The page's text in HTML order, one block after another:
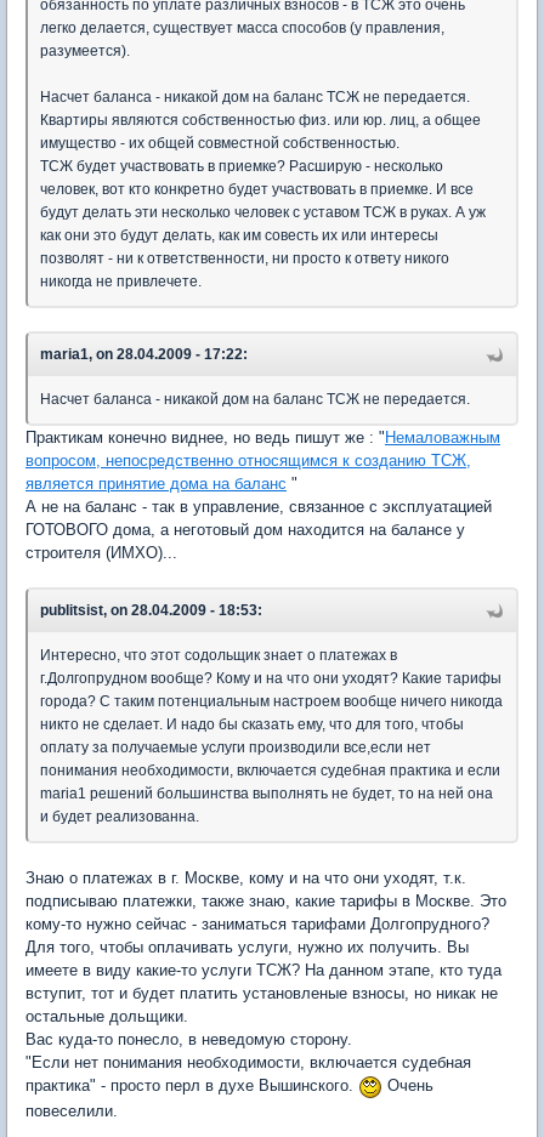
обязанность по уплате различных взносов - в ТСЖ это очень
легко делается, существует масса способов (у правления,
разумеется).
Насчет баланса - никакой дом на баланс ТСЖ не передается.
Квартиры являются собственностью физ. или юр. лиц, а общее
имущество - их общей совместной собственностью.
ТСЖ будет участвовать в приемке? Расширую - несколько
человек, вот кто конкретно будет участвовать в приемке. И все
будут делать эти несколько человек с уставом ТСЖ в руках. А уж
как они это будут делать, как им совесть их или интересы
позволят - ни к ответственности, ни просто к ответу никого
никогда не привлечете.
maria1, on 28.04.2009 - 17:22:
Насчет баланса - никакой дом на баланс ТСЖ не передается.
Практикам конечно виднее, но ведь пишут же : " Немаловажным
вопросом, непосредственно относящимся к созданию ТСЖ,
является принятие дома на баланс "
А не на баланс - так в управление, связанное с эксплуатацией
ГОТОВОГО дома, а неготовый дом находится на балансе у
строителя (ИМХО)...
publitsist, on 28.04.2009 - 18:53:
Интересно, что этот содольщик знает о платежах в
г.Долгопрудном вообще? Кому и на что они уходят? Какие тарифы
города? С таким потенциальным настроем вообще ничего никогда
никто не сделает. И надо бы сказать ему, что для того, чтобы
оплату за получаемые услуги производили все,если нет
понимания необходимости, включается судебная практика и если
maria1 решений большинства выполнять не будет, то на ней она
и будет реализованна.
Знаю о платежах в г. Москве, кому и на что они уходят, т.к.
подписываю платежки, также знаю, какие тарифы в Москве. Это
кому-то нужно сейчас - заниматься тарифами Долгопрудного?
Для того, чтобы оплачивать услуги, нужно их получить. Вы
имеете в виду какие-то услуги ТСЖ? На данном этапе, кто туда
вступит, тот и будет платить установленые взносы, но никак не
остальные дольщики.
Вас куда-то понесло, в неведомую сторону.
"Если нет понимания необходимости, включается судебная
практика" - просто перл в духе Вышинского.
Очень
повеселили.